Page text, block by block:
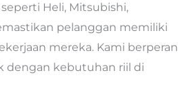
Heli, Mitsubishi,
pelanggan memiliki
mereka. Kami berperan
dengan kebutuhan riil di